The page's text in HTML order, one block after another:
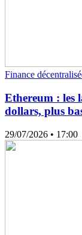
Finance
Ethereum : les
dollars, plus
29/07/2026 • 17:00